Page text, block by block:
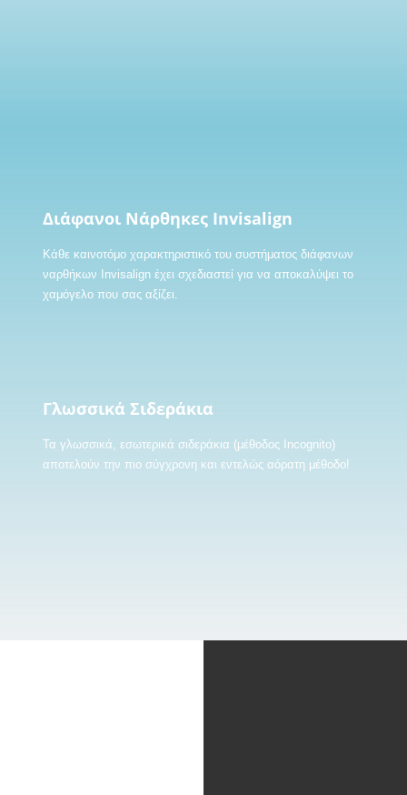
Διάφανοι Νάρθηκες Invisalign
Κάθε καινοτόμο χαρακτηριστικό του συστήματος διάφανων
ναρθήκων Invisalign έχει σχεδιαστεί για να αποκαλύψει το
χαμόγελο που σας αξίζει.
Γλωσσικά Σιδεράκια
Τα γλωσσικά, εσωτερικά σιδεράκια (μέθοδος Incognito)
αποτελούν την πιο σύγχρονη και εντελώς αόρατη μέθοδο!